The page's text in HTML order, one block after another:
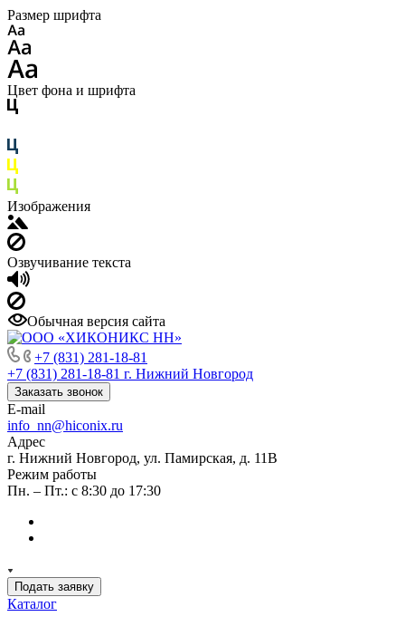
Размер шрифта
Цвет фона и шрифта
Изображения
Озвучивание текста
Обычная версия сайта
+7 (831) 281-18-81
+7 (831) 281-18-81 г. Нижний Новгород
Заказать звонок
E-mail
info_nn@hiconix.ru
Адрес
г. Нижний Новгород, ул. Памирская, д. 11В
Режим работы
Пн. – Пт.: с 8:30 до 17:30
Подать заявку
Каталог